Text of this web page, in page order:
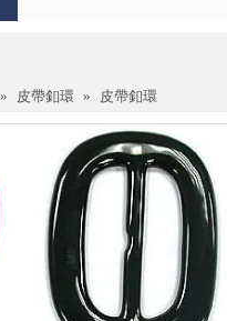
» 皮帶釦環 » 皮帶釦環